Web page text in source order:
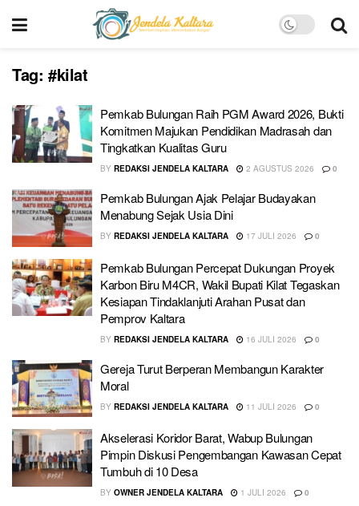
Tag: #kilat
Pemkab Bulungan Raih PGM Award 2026, Bukti
Komitmen Majukan Pendidikan Madrasah dan
Tingkatkan Kualitas Guru
BY REDAKSI JENDELA KALTARA 2 AGUSTUS 2026 0
Pemkab Bulungan Ajak Pelajar Budayakan
Menabung Sejak Usia Dini
BY REDAKSI JENDELA KALTARA 17 JULI 2026 0
Pemkab Bulungan Percepat Dukungan Proyek
Karbon Biru M4CR, Wakil Bupati Kilat Tegaskan
Kesiapan Tindaklanjuti Arahan Pusat dan
Pemprov Kaltara
BY REDAKSI JENDELA KALTARA 16 JULI 2026 0
Gereja Turut Berperan Membangun Karakter
Moral
BY REDAKSI JENDELA KALTARA 11 JULI 2026 0
Akselerasi Koridor Barat, Wabup Bulungan
Pimpin Diskusi Pengembangan Kawasan Cepat
Tumbuh di 10 Desa
BY OWNER JENDELA KALTARA 1 JULI 2026 0